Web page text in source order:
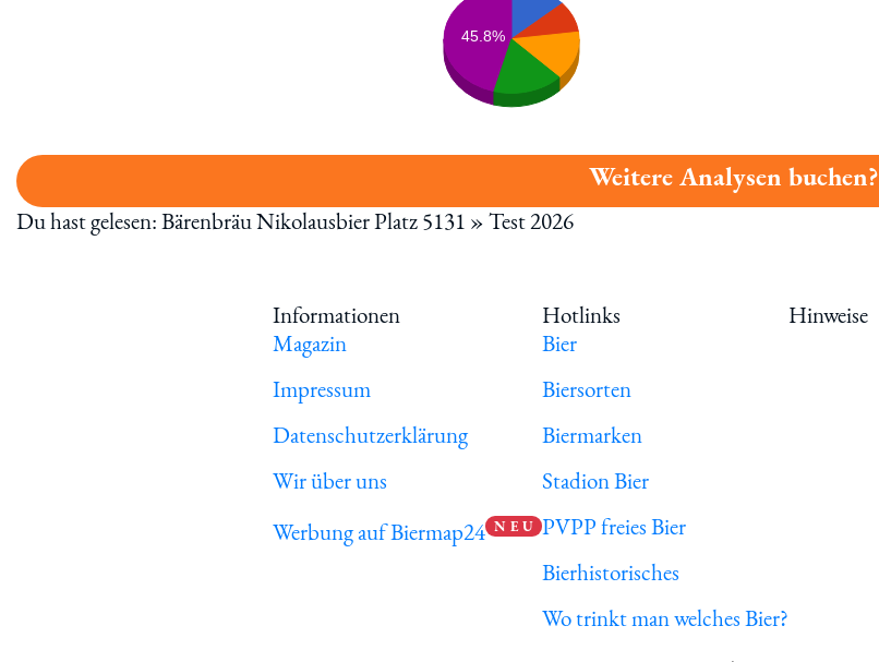
45.8%
Weitere Analysen buchen?
Du hast gelesen: Bärenbräu Nikolausbier Platz 5131 » Test 2026
Informationen
Magazin
Impressum
Datenschutzerklärung
Wir über uns
Werbung auf Biermap24 N E U
Hotlinks
Bier
Biersorten
Biermarken
Stadion Bier
PVPP freies Bier
Bierhistorisches
Wo trinkt man welches Bier?
Hinweise